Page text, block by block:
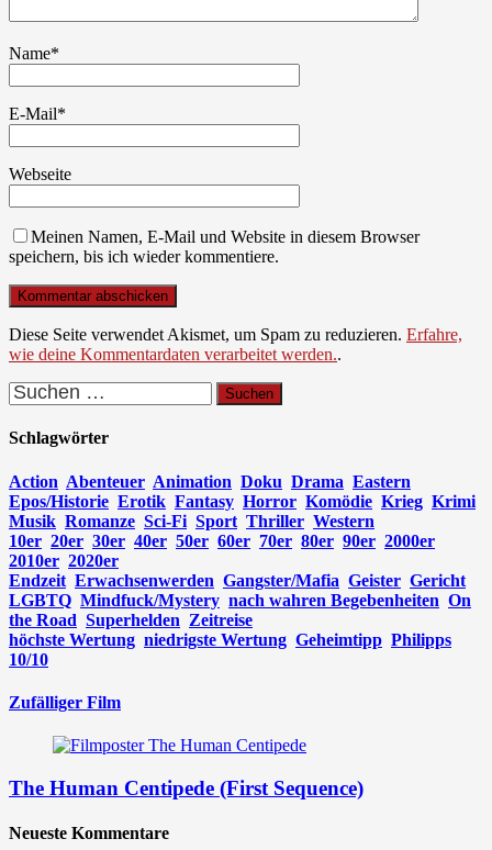
Name*
E-Mail*
Webseite
Meinen Namen, E-Mail und Website in diesem Browser
speichern, bis ich wieder kommentiere.
Diese Seite verwendet Akismet, um Spam zu reduzieren. Erfahre,
wie deine Kommentardaten verarbeitet werden..
Suchen
nach:
Schlagwörter
Action Abenteuer Animation Doku Drama Eastern
Epos/Historie Erotik Fantasy Horror Komödie Krieg Krimi
Musik Romanze Sci-Fi Sport Thriller Western
10er 20er 30er 40er 50er 60er 70er 80er 90er 2000er
2010er 2020er
Endzeit Erwachsenwerden Gangster/Mafia Geister Gericht
LGBTQ Mindfuck/Mystery nach wahren Begebenheiten On
the Road Superhelden Zeitreise
höchste Wertung niedrigste Wertung Geheimtipp Philipps
10/10
Zufälliger Film
The Human Centipede (First Sequence)
Neueste Kommentare